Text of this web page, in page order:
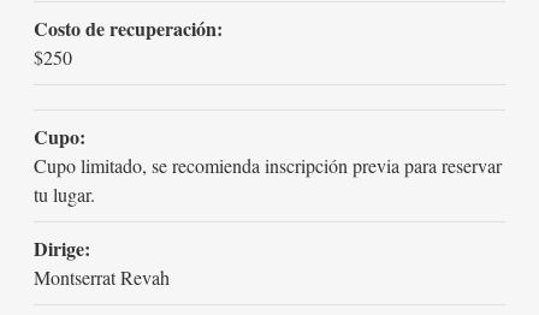
Costo de recuperación:
$250
Cupo:
Cupo limitado, se recomienda inscripción previa para reservar
tu lugar.
Dirige:
Montserrat Revah